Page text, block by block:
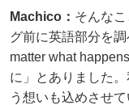
Machico： そんな
グ前に英語部分を
matter what
に」とありました
う想いも込めさせて